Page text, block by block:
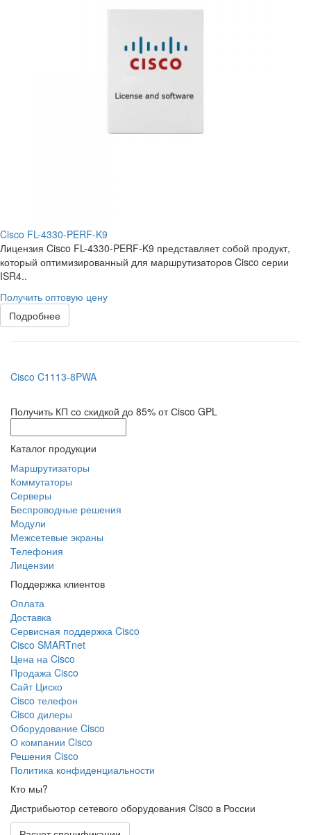
Cisco FL-4330-PERF-K9
Лицензия Cisco FL-4330-PERF-K9 представляет собой продукт,
который оптимизированный для маршрутизаторов Cisco серии
ISR4..
Получить оптовую цену
Подробнее
Cisco C1113-8PWA
Получить КП со скидкой до 85% от Сisco GPL
Каталог продукции
Маршрутизаторы
Коммутаторы
Серверы
Беспроводные решения
Модули
Межсетевые экраны
Телефония
Лицензии
Поддержка клиентов
Оплата
Доставка
Сервисная поддержка Cisco
Cisco SMARTnet
Цена на Cisco
Продажа Cisco
Сайт Циско
Сisco телефон
Cisco дилеры
Оборудование Cisco
О компании Cisco
Решения Cisco
Политика конфиденциальности
Кто мы?
Дистрибьютор сетевого оборудования Cisco в России